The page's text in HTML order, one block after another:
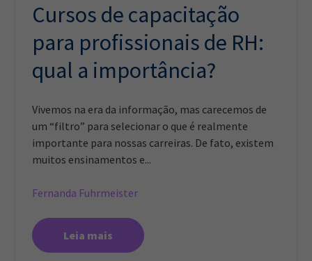
Cursos de capacitação
para profissionais de RH:
qual a importância?
Vivemos na era da informação, mas carecemos de
um “filtro” para selecionar o que é realmente
importante para nossas carreiras. De fato, existem
muitos ensinamentos e...
Fernanda Fuhrmeister
Leia mais